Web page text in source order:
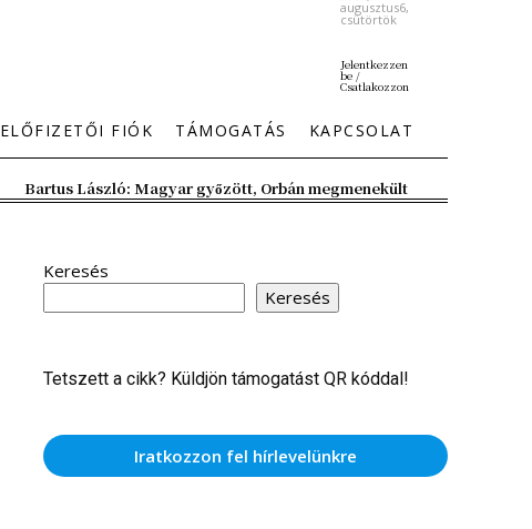
augusztus6,
csütörtök
Jelentkezzen
be /
Csatlakozzon
ELŐFIZETŐI FIÓK TÁMOGATÁS KAPCSOLAT
Bartus László: Magyar győzött, Orbán megmenekült
Keresés
Keresés
Tetszett a cikk? Küldjön támogatást QR kóddal!
Iratkozzon fel hírlevelünkre